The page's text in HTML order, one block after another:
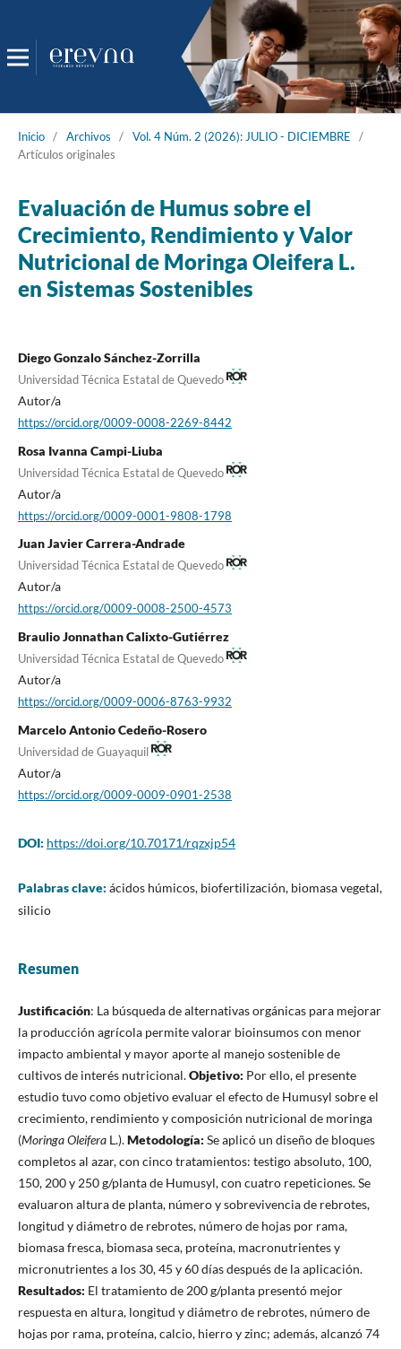
Inicio / Archivos / Vol. 4 Núm. 2 (2026): JULIO - DICIEMBRE
/
Artículos originales
Evaluación de Humus sobre el
Crecimiento, Rendimiento y Valor
Nutricional de Moringa Oleifera L.
en Sistemas Sostenibles
Diego Gonzalo Sánchez-Zorrilla
Universidad Técnica Estatal de Quevedo
Autor/a
https://orcid.org/0009-0008-2269-8442
Rosa Ivanna Campi-Liuba
Universidad Técnica Estatal de Quevedo
Autor/a
https://orcid.org/0009-0001-9808-1798
Juan Javier Carrera-Andrade
Universidad Técnica Estatal de Quevedo
Autor/a
https://orcid.org/0009-0008-2500-4573
Braulio Jonnathan Calixto-Gutiérrez
Universidad Técnica Estatal de Quevedo
Autor/a
https://orcid.org/0009-0006-8763-9932
Marcelo Antonio Cedeño-Rosero
Universidad de Guayaquil
Autor/a
https://orcid.org/0009-0009-0901-2538
DOI: https://doi.org/10.70171/rqzxjp54
Palabras clave: ácidos húmicos, biofertilización, biomasa vegetal,
silicio
Resumen
Justificación: La búsqueda de alternativas orgánicas para mejorar
la producción agrícola permite valorar bioinsumos con menor
impacto ambiental y mayor aporte al manejo sostenible de
cultivos de interés nutricional.Objetivo: Por ello, el presente
estudio tuvo como objetivo evaluar el efecto de Humusyl sobre el
crecimiento, rendimiento y composición nutricional de moringa
(Moringa OleiferaL.).Metodología: Se aplicó un diseño de bloques
completos al azar, con cinco tratamientos: testigo absoluto, 100,
150, 200 y 250 g/planta de Humusyl, con cuatro repeticiones. Se
evaluaron altura de planta, número y sobrevivencia de rebrotes,
longitud y diámetro de rebrotes, número de hojas por rama,
biomasa fresca, biomasa seca, proteína, macronutrientes y
micronutrientes a los 30, 45 y 60 días después de la aplicación.
Resultados: El tratamiento de 200 g/planta presentó mejor
respuesta en altura, longitud y diámetro de rebrotes, número de
hojas por rama, proteína, calcio, hierro y zinc; además, alcanzó 74